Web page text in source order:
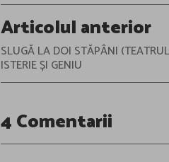
Post
navigation
Articolul anterior
SLUGĂ LA DOI STĂPÂNI
ISTERIE ȘI GENIU
4 Comentarii